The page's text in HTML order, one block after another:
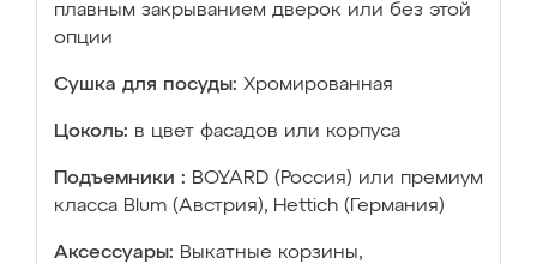
плавным закрыванием дверок или без этой
опции
Сушка для посуды: Хромированная
Цоколь: в цвет фасадов или корпуса
Подъемники : BOYARD (Россия) или премиум
класса Blum (Австрия), Hettich (Германия)
Аксессуары: Выкатные корзины,